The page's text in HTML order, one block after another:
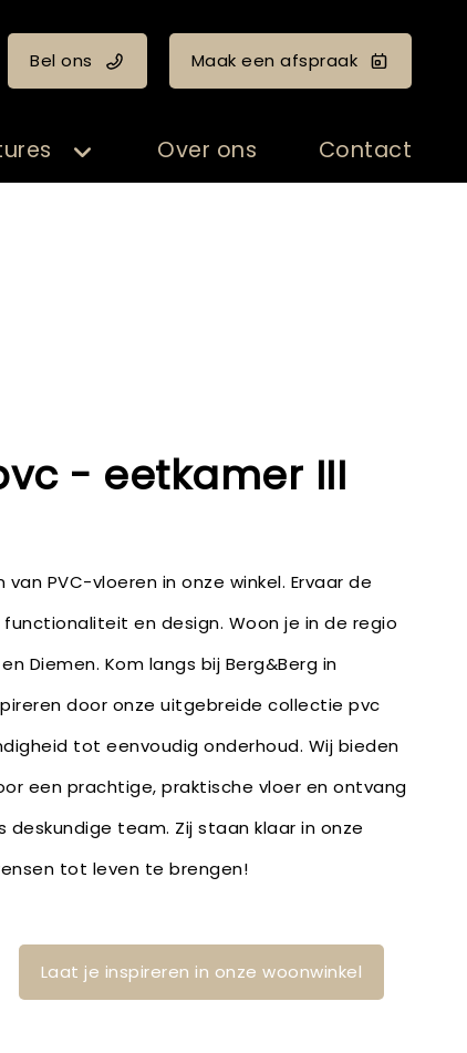
Bel ons Maak een afspraak
Over ons Contact
- eetkamer III
PVC-vloeren in onze winkel. Ervaar de
en design. Woon je in de regio
Diemen. Kom langs bij Berg&Berg in
door onze uitgebreide collectie pvc
tot eenvoudig onderhoud. Wij bieden
een prachtige, praktische vloer en ontvang
deskundige team. Zij staan klaar in onze
tot leven te brengen!
Laat je inspireren in onze woonwinkel